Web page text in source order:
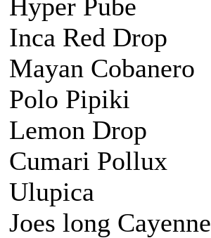
Hyper Pube
Inca Red Drop
Mayan Cobanero
Polo Pipiki
Lemon Drop
Cumari Pollux
Ulupica
Joes long Cayenne